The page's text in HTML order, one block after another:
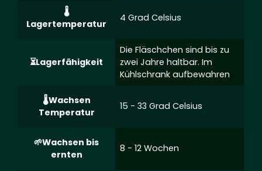
Lagertemperatur
4 Grad Celsius
Lagerfähigkeit
Die Fläschchen sind bis zu
zwei Jahre haltbar. Im
Kühlschrank aufbewahren
Wachsen
Temperatur
15 - 33 Grad Celsius
Wachsen bis
ernten
8 - 12 Wochen